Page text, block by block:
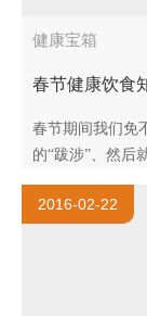
健康宝箱
春节健康饮食
春节期间我们免
的“跋涉”、然后
个大考验，那么
讲一讲..
2016-02-22